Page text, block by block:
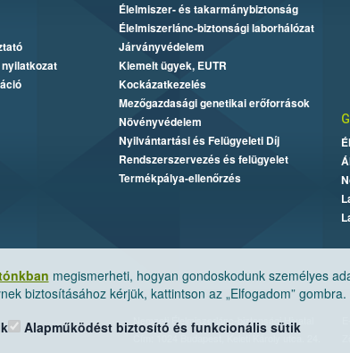
megismerheti, hogyan gondoskodunk személyes
biztosításához kérjük, kattintson az „Elfogadom” gombra.
Alapműködést biztosító és funkcionális sütik
Élelmiszer- és takarmánybiztonság
Élelmiszerlánc-biztonsági laborhálózat
Járványvédelem
Kiemelt ügyek, EUTR
Kockázatkezelés
Mezőgazdasági genetikai erőforrások
Növényvédelem
Nyilvántartási és Felügyeleti Díj
Rendszerszervezés és felügyelet
Termékpálya-ellenőrzés
Nemzeti Élelmiszerlánc-biztonsági Hivatal